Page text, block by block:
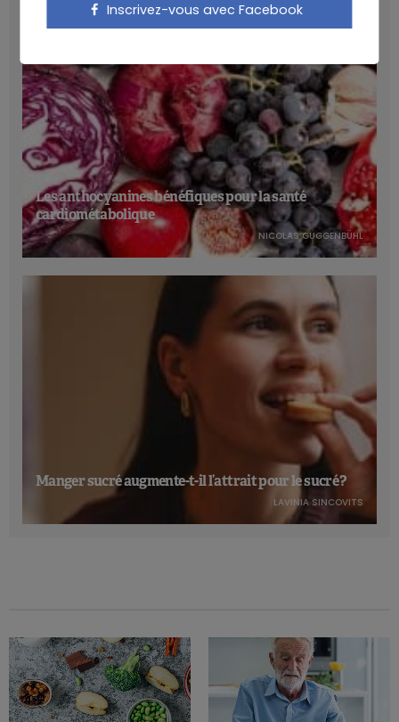
Les anthocyanines bénéfiques pour la santé
cardiométabolique
NICOLAS GUGGENBÜHL
Manger sucré augmente-t-il l’attrait pour le sucré ?
LAVINIA SINCOVITS
Inscrivez-vous avec Facebook